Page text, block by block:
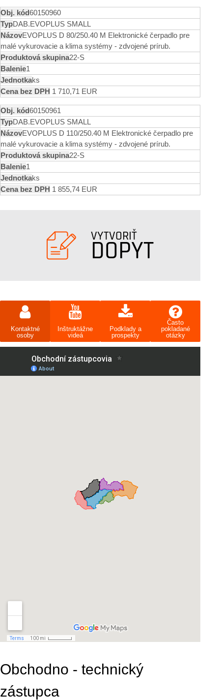
60150960
DAB.EVOPLUS SMALL
EVOPLUS D 80/250.40 M Elektronické čerpadlo pre
malé vykurovacie a klima systémy - zdvojené prírub.
22-S
1
ks
1 710,71 EUR
60150961
DAB.EVOPLUS SMALL
EVOPLUS D 110/250.40 M Elektronické čerpadlo pre
malé vykurovacie a klima systémy - zdvojené prírub.
22-S
1
ks
1 855,74 EUR
VYTVORIŤ
DOPYT
Kontaktné
osoby
Inštruktážne
videá
Podklady a
prospekty
Často
pokladané
otázky
Obchodno - technický
zástupca